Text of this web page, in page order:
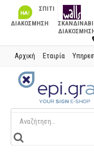
ΣΠΙΤΙ
ΔΙΑΚΟΣΜΗΣΗ
Αρχική Εταιρία